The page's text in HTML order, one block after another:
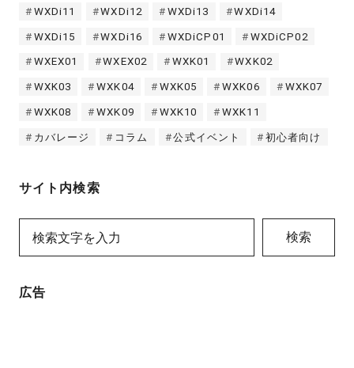
WXDi11 WXDi12 WXDi13 WXDi14
WXDi15 WXDi16 WXDiCP01 WXDiCP02
WXEX01 WXEX02 WXK01 WXK02
WXK03 WXK04 WXK05 WXK06 WXK07
WXK08 WXK09 WXK10 WXK11
カバレージ コラム 公式イベント 初心者向け
サイト内検索
検索
広告